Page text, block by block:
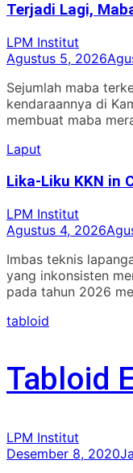
Terjadi Lagi,
LPM Institut
Agustus 5, 2026
Sejumlah maba
kendaraannya di
membuat maba
Laput
Lika-Liku KKN in
LPM Institut
Agustus 4, 2026
Imbas teknis
yang inkonsisten
pada tahun 2026
tabloid
Tabloid
LPM Institut
Desember 8, 2020